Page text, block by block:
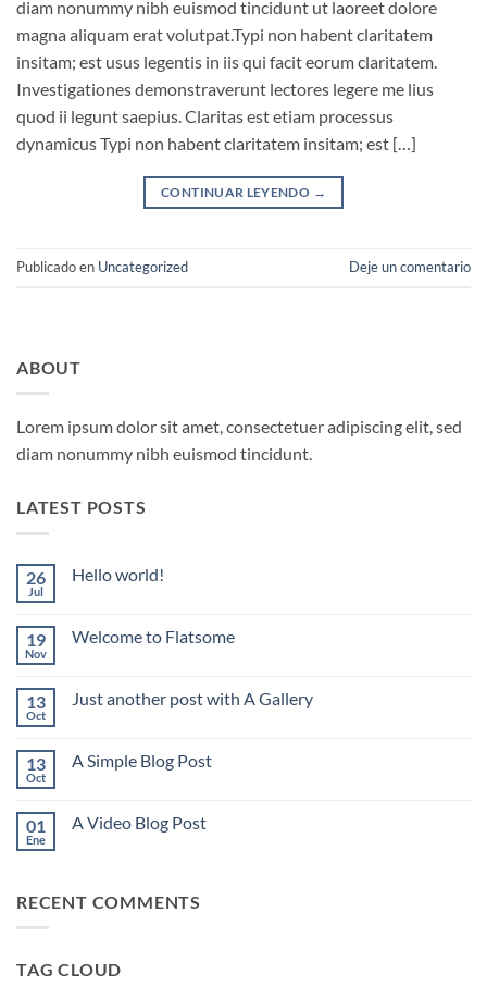
diam nonummy nibh euismod tincidunt ut laoreet dolore
magna aliquam erat volutpat.Typi non habent claritatem
insitam; est usus legentis in iis qui facit eorum claritatem.
Investigationes demonstraverunt lectores legere me lius
quod ii legunt saepius. Claritas est etiam processus
dynamicus Typi non habent claritatem insitam; est […]
CONTINUAR LEYENDO →
Publicado en Uncategorized Deje un comentario
ABOUT
Lorem ipsum dolor sit amet, consectetuer adipiscing elit, sed
diam nonummy nibh euismod tincidunt.
LATEST POSTS
26
Jul
Hello world!
en
19
Nov
Welcome to Flatsome
en
13
Oct
Just another post with A Gallery
en
with
A
13
Oct
A Simple Blog Post
en
01
Ene
A Video Blog Post
A
RECENT COMMENTS
TAG CLOUD